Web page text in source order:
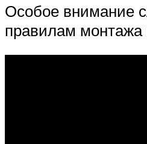
Особое внимание
правилам монтажа